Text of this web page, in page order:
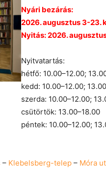
Nyári bezárás:
2026. augusztus 3-23.
Nyitás: 2026.
Nyitvatartás:
hétfő: 10.00–12.00;
kedd: 10.00–12.00;
szerda: 10.00–12.00;
csütörtök: 13.00–18.00
péntek: 10.00–12.00;
– Klebelsberg-telep – Móra